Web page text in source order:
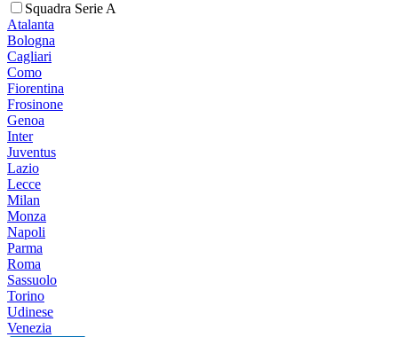
Squadra Serie A
Atalanta
Bologna
Cagliari
Como
Fiorentina
Frosinone
Genoa
Inter
Juventus
Lazio
Lecce
Milan
Monza
Napoli
Parma
Roma
Sassuolo
Torino
Udinese
Venezia